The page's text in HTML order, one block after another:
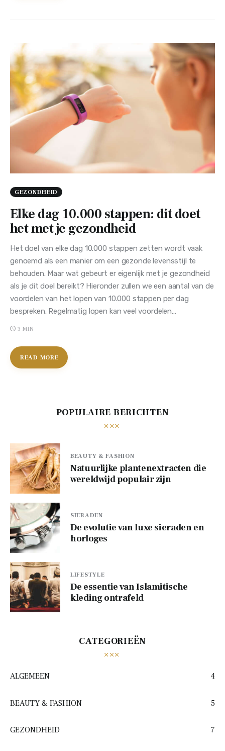
GEZONDHEID
Elke dag 10.000 stappen: dit doet
het met je gezondheid
Het doel van elke dag 10.000 stappen zetten wordt vaak
genoemd als een manier om een gezonde levensstijl te
behouden. Maar wat gebeurt er eigenlijk met je gezondheid
als je dit doel bereikt? Hieronder zullen we een aantal van de
voordelen van het lopen van 10.000 stappen per dag
bespreken. Regelmatig lopen kan veel voordelen…
3 MIN
READ MORE
POPULAIRE BERICHTEN
BEAUTY & FASHION
Natuurlijke plantenextracten die
wereldwijd populair zijn
SIERADEN
De evolutie van luxe sieraden en
horloges
LIFESTYLE
De essentie van Islamitische
kleding ontrafeld
CATEGORIEËN
ALGEMEEN 4
BEAUTY & FASHION 5
GEZONDHEID 7